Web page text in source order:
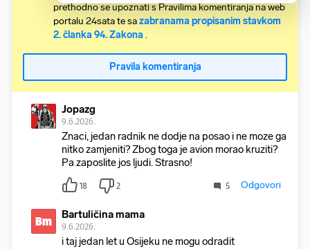
prethodno se upoznati s Pravilima komentiranja na web
portalu 24sata te sazabranama propisanim stavkom
2. članka 94. Zakona .
Pravila komentiranja
Jopazg
9.6.2026.
Znaci, jedan radnik ne dodje na posao i ne moze ga
nitko zamjeniti? Zbog toga je avion morao kruziti?
Pa zaposlite jos ljudi. Strasno!
18 2 5 Odgovori
Bm Bartuličina mama
9.6.2026.
i taj jedan let u Osijeku ne mogu odradit